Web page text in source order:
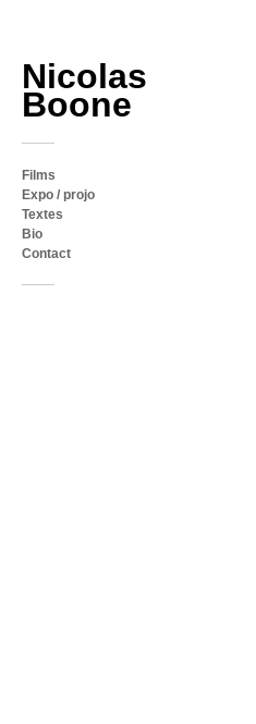
Nicolas
Boone
Films
Expo / projo
Textes
Bio
Contact